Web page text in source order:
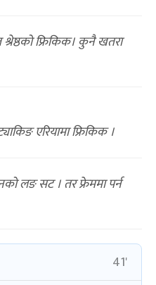
फ्रिकिक। कुनै खतरा
एरियामा फ्रिकिक ।
लङ सट । तर फ्रेममा पर्न
41'